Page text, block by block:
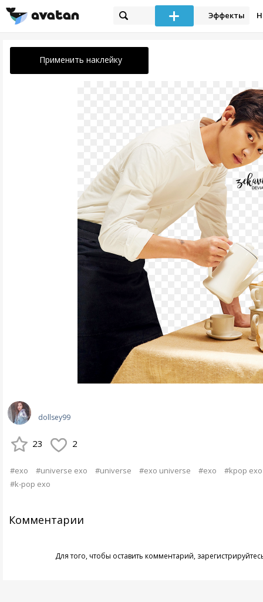
Эффекты
Применить наклейку
dollsey99
23 2
#exo #universe exo #universe #exo universe #ехо
#kpop exo
#k-pop exo
Комментарии
Для того, чтобы оставить комментарий,